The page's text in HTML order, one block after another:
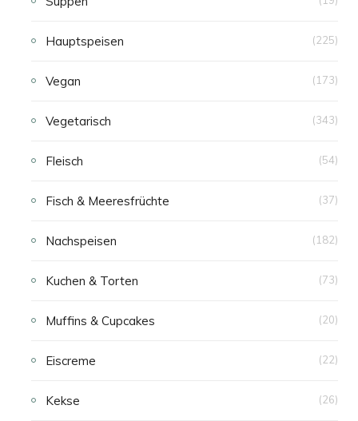
Hauptspeisen (225)
Vegan (173)
Vegetarisch (343)
Fleisch (54)
Fisch & Meeresfrüchte (37)
Nachspeisen (182)
Kuchen & Torten (73)
Muffins & Cupcakes (20)
Eiscreme (22)
Kekse (26)